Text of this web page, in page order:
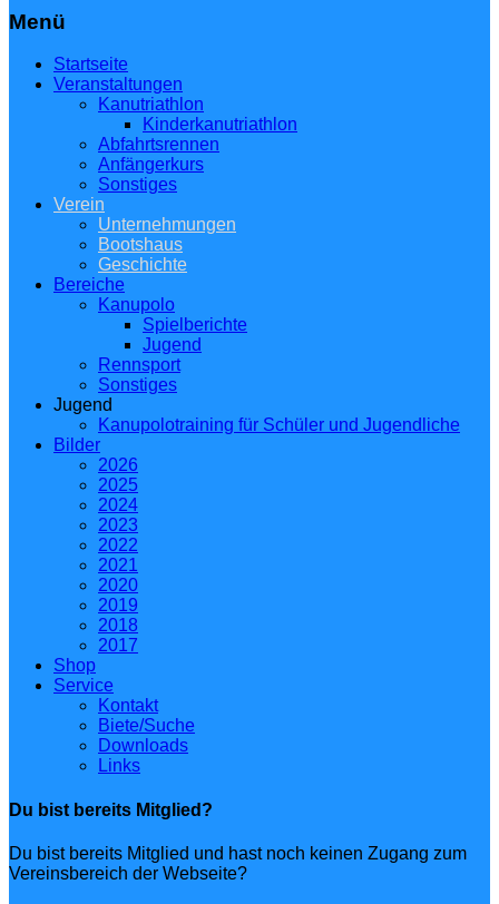
Menü
Startseite
Veranstaltungen
Kanutriathlon
Kinderkanutriathlon
Abfahrtsrennen
Anfängerkurs
Sonstiges
Verein
Unternehmungen
Bootshaus
Geschichte
Bereiche
Kanupolo
Spielberichte
Jugend
Rennsport
Sonstiges
Jugend
Kanupolotraining für Schüler und Jugendliche
Bilder
2026
2025
2024
2023
2022
2021
2020
2019
2018
2017
Shop
Service
Kontakt
Biete/Suche
Downloads
Links
Du bist bereits Mitglied?
Du bist bereits Mitglied und hast noch keinen Zugang zum
Vereinsbereich der Webseite?